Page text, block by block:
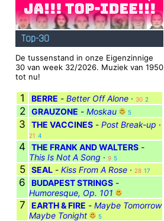
Top-30
De tussenstand in onze Eigenzinnige
30 van week 32/2026. Muziek van 1950
tot nu!
1 BERRE - Better Off Alone · 30 2
2 GRAUZONE - Moskau 5
3 THE VACCINES - Post Break-up ·
21 4
4 THE FRANK AND WALTERS -
This Is Not A Song · 9 5
5 SEAL - Kiss From A Rose · 28 17
6 BUDAPEST STRINGS -
Humoresque, Op. 101
7 EARTH & FIRE - Maybe Tomorrow
Maybe Tonight
5